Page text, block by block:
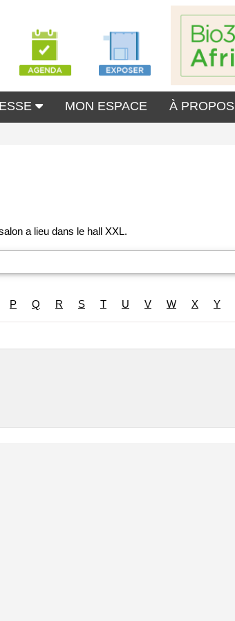
MON ESPACE À PROPOS
P Q R S T U V W X Y